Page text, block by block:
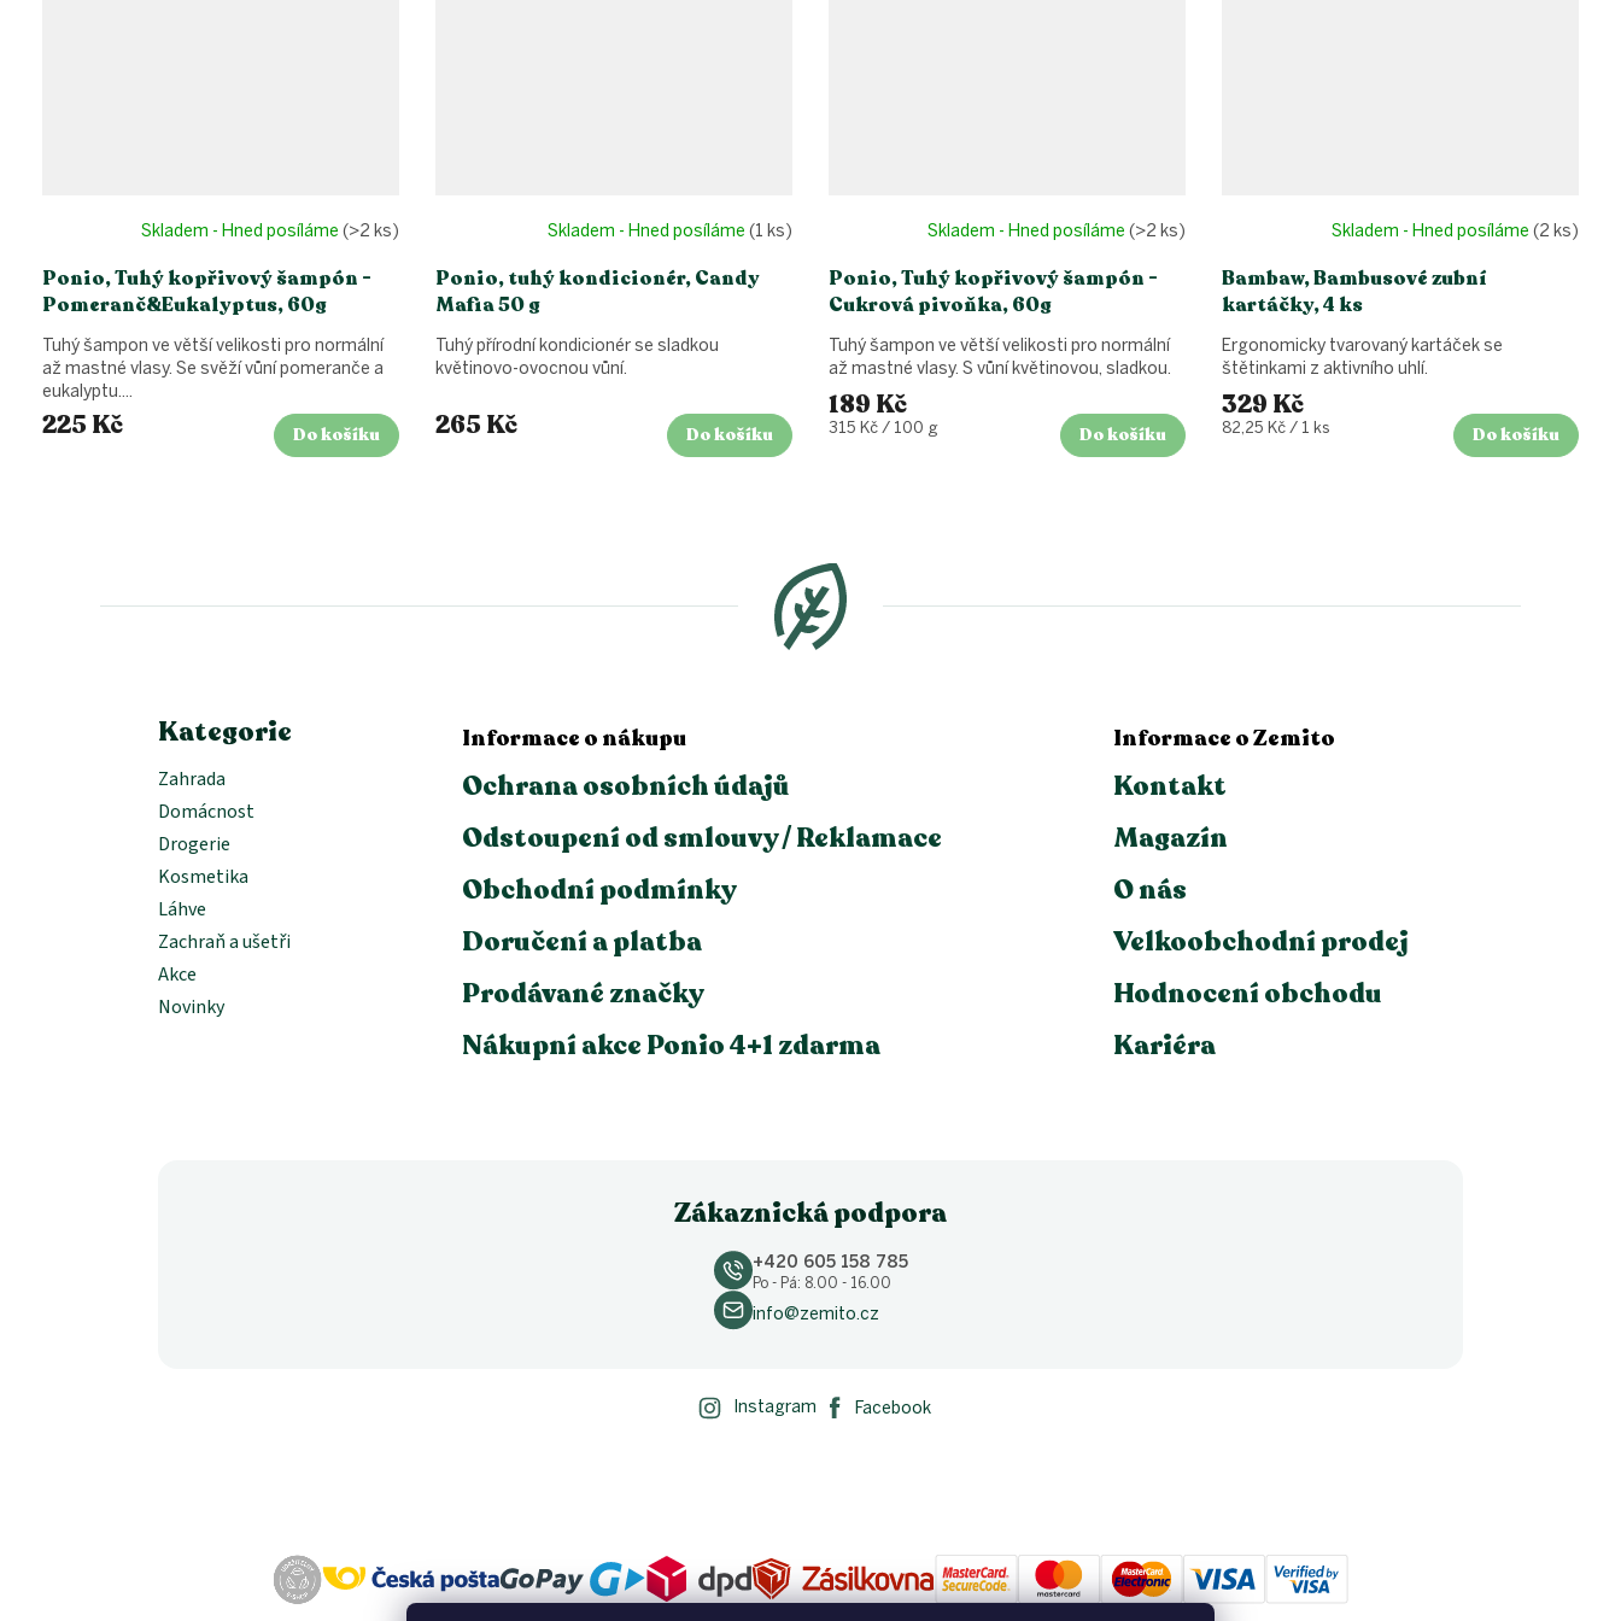
Ponio, Tuhý kopřivový šampón -
Pomeranč&Eukalyptus, 60g
Skladem - Hned posíláme (>2 ks)
225 Kč Do košíku
Tuhý šampon ve větší velikosti pro normální
až mastné vlasy. Se svěží vůní pomeranče a
eukalyptu....
Ponio, tuhý kondicionér, Candy
Mafia 50 g
Skladem - Hned posíláme (1 ks)
265 Kč Do košíku
Tuhý přírodní kondicionér se sladkou
květinovo-ovocnou vůní.
Ponio, Tuhý kopřivový šampón -
Cukrová pivoňka, 60g
Skladem - Hned posíláme (>2 ks)
189 Kč
Měrná
315 Kč / 100 g Do košíku
Tuhý šampon ve větší velikosti pro normální
až mastné vlasy. S vůní květinovou, sladkou.
Bambaw, Bambusové zubní
kartáčky, 4 ks
Skladem - Hned posíláme (2 ks)
329 Kč
Měrná
82,25 Kč / 1 ks Do košíku
Ergonomicky tvarovaný kartáček se
štětinkami z aktivního uhlí.
Kategorie
Zahrada
Domácnost
Drogerie
Kosmetika
Láhve
Zachraň a ušetři
Akce
Novinky
Informace o nákupu
Ochrana osobních údajů
Odstoupení od smlouvy / Reklamace
Obchodní podmínky
Doručení a platba
Prodávané značky
Nákupní akce Ponio 4+1 zdarma
Informace o Zemito
Kontakt
Magazín
O nás
Velkoobchodní prodej
Hodnocení obchodu
Kariéra
Zákaznická podpora
+420 605 158 785
Po - Pá: 8.00 - 16.00
info@zemito.cz
Instagram Facebook